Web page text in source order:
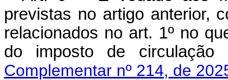
previstas no artigo anterior,
relacionados no art. 1º no
do imposto de
Complementar nº 214, de